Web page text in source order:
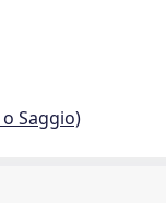
Saggio)